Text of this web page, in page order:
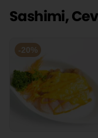
Sashimi,
-20%